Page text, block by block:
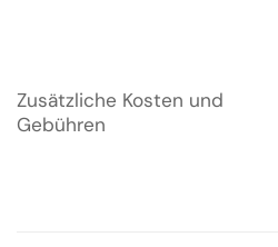
Zusätzliche Kosten und
Gebühren